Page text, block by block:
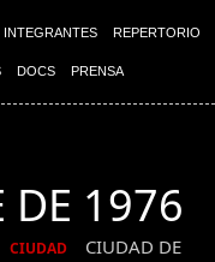
INTEGRANTES REPERTORIO
DOCS PRENSA
DE 1976
CIUDAD
CIUDAD DE